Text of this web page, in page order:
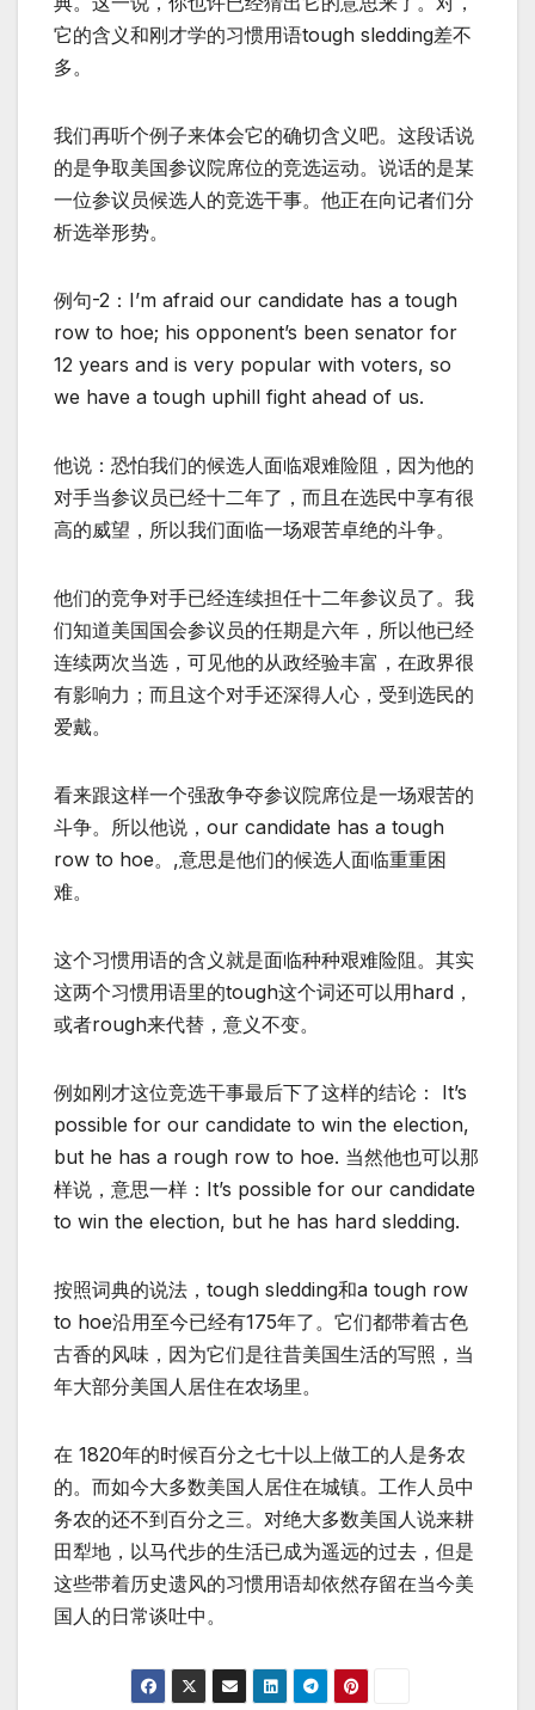
它的含义和刚才学的习惯用语tough sledding差不
多。
我们再听个例子来体会它的确切含义吧。这段话说
的是争取美国参议院席位的竞选运动。说话的是某
一位参议员候选人的竞选干事。他正在向记者们分
析选举形势。
例句-2：I’m afraid our candidate has a tough
row to hoe; his opponent’s been senator for
12 years and is very popular with voters, so
we have a tough uphill fight ahead of us.
他说：恐怕我们的候选人面临艰难险阻，因为他的
对手当参议员已经十二年了，而且在选民中享有很
高的威望，所以我们面临一场艰苦卓绝的斗争。
他们的竞争对手已经连续担任十二年参议员了。我
们知道美国国会参议员的任期是六年，所以他已经
连续两次当选，可见他的从政经验丰富，在政界很
有影响力；而且这个对手还深得人心，受到选民的
爱戴。
看来跟这样一个强敌争夺参议院席位是一场艰苦的
斗争。所以他说，our candidate has a tough
row to hoe。,意思是他们的候选人面临重重困
难。
这个习惯用语的含义就是面临种种艰难险阻。其实
这两个习惯用语里的tough这个词还可以用hard，
或者rough来代替，意义不变。
例如刚才这位竞选干事最后下了这样的结论： It’s
possible for our candidate to win the election,
but he has a rough row to hoe. 当然他也可以那
样说，意思一样：It’s possible for our candidate
to win the election, but he has hard sledding.
按照词典的说法，tough sledding和a tough row
to hoe沿用至今已经有175年了。它们都带着古色
古香的风味，因为它们是往昔美国生活的写照，当
年大部分美国人居住在农场里。
在 1820年的时候百分之七十以上做工的人是务农
的。而如今大多数美国人居住在城镇。工作人员中
务农的还不到百分之三。对绝大多数美国人说来耕
田犁地，以马代步的生活已成为遥远的过去，但是
这些带着历史遗风的习惯用语却依然存留在当今美
国人的日常谈吐中。